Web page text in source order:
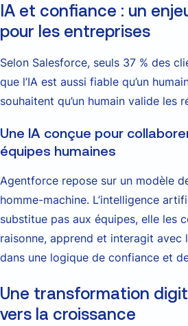
IA et confiance : un
pour les entreprises
Selon Salesforce, seuls 37 % des
que l’IA est aussi fiable qu’un
souhaitent qu’un humain valide les
Une IA conçue pour
équipes humaines
Agentforce repose sur un modèle
homme-machine. L’intelligence
substitue pas aux équipes, elle les
raisonne, apprend et interagit avec
dans une logique de confiance et
Une transformation
vers la croissance